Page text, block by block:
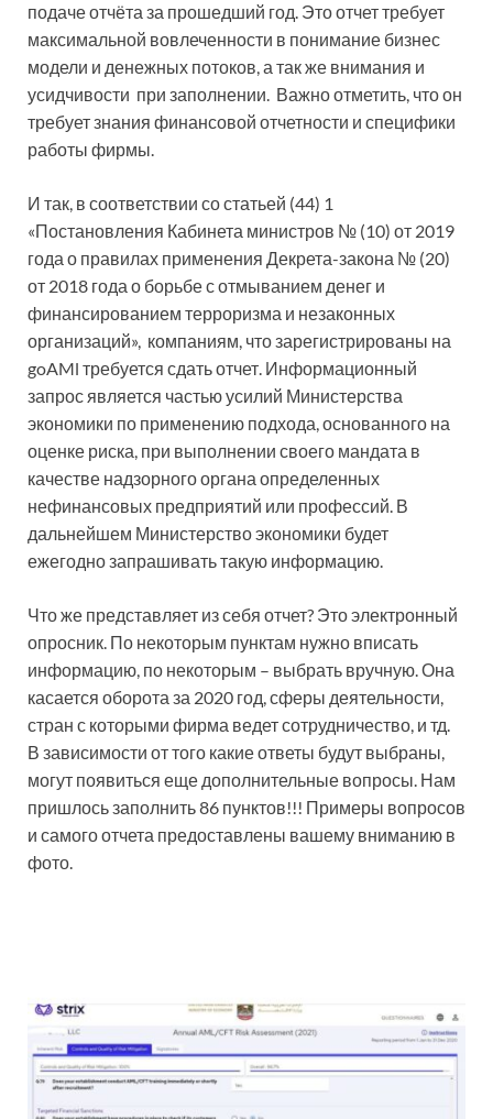
подаче отчёта за прошедший год. Это отчет требует
максимальной вовлеченности в понимание бизнес
модели и денежных потоков, а так же внимания и
усидчивости при заполнении. Важно отметить, что он
требует знания финансовой отчетности и специфики
работы фирмы.
И так, в соответствии со статьей (44) 1
«Постановления Кабинета министров № (10) от 2019
года о правилах применения Декрета-закона № (20)
от 2018 года о борьбе с отмыванием денег и
финансированием терроризма и незаконных
организаций», компаниям, что зарегистрированы на
goAMl требуется сдать отчет. Информационный
запрос является частью усилий Министерства
экономики по применению подхода, основанного на
оценке риска, при выполнении своего мандата в
качестве надзорного органа определенных
нефинансовых предприятий или профессий. В
дальнейшем Министерство экономики будет
ежегодно запрашивать такую ​​информацию.
Что же представляет из себя отчет? Это электронный
опросник. По некоторым пунктам нужно вписать
информацию, по некоторым – выбрать вручную. Она
касается оборота за 2020 год, сферы деятельности,
стран с которыми фирма ведет сотрудничество, и тд.
В зависимости от того какие ответы будут выбраны,
могут появиться еще дополнительные вопросы. Нам
пришлось заполнить 86 пунктов!!! Примеры вопросов
и самого отчета предоставлены вашему вниманию в
фото.